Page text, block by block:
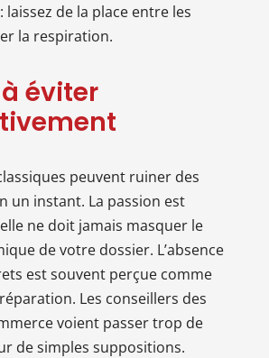
: laissez de la place entre les
la respiration.
éviter
peuvent ruiner des
un instant. La passion est
ne doit jamais masquer le
de votre dossier. L’absence
est souvent perçue comme
Les conseillers des
voient passer trop de
de simples suppositions.